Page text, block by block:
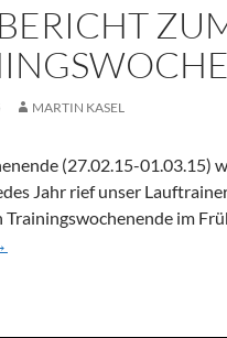
MARTIN KASEL
(27.02.15-01.03.15)
Jahr rief unser
Trainingswochenende im
Trainingswochenende